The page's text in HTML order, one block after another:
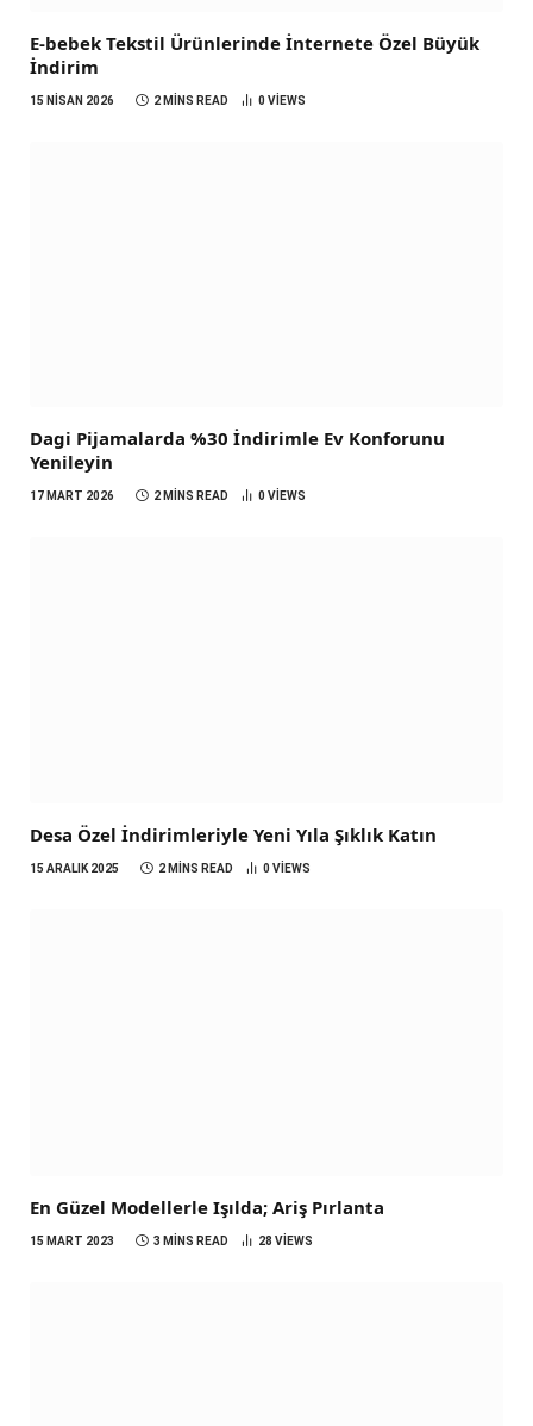
E-bebek Tekstil Ürünlerinde İnternete Özel Büyük
İndirim
15 NISAN 2026 2 MINS READ 0 VIEWS
Dagi Pijamalarda %30 İndirimle Ev Konforunu
Yenileyin
17 MART 2026 2 MINS READ 0 VIEWS
Desa Özel İndirimleriyle Yeni Yıla Şıklık Katın
15 ARALIK 2025 2 MINS READ 0 VIEWS
En Güzel Modellerle Işılda; Ariş Pırlanta
15 MART 2023 3 MINS READ 28 VIEWS